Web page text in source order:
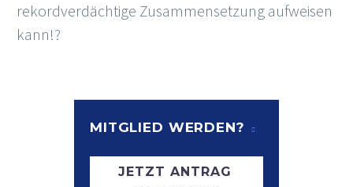
rekordverdächtige Zusammensetzung aufweisen
kann!?
MITGLIED WERDEN?
JETZT ANTRAG